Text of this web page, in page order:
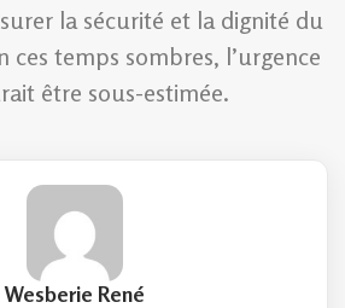
la sécurité et la dignité du
ces temps sombres, l’urgence
être sous-estimée.
Wesberie René